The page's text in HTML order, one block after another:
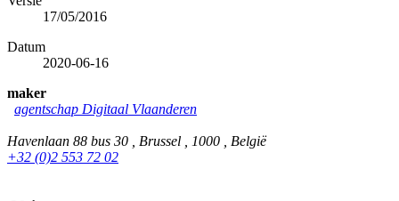
17/05/2016
Datum
2020-06-16
maker
agentschap Digitaal Vlaanderen
Havenlaan 88 bus 30 , Brussel , 1000 , België
+32 (0)2 553 72 02